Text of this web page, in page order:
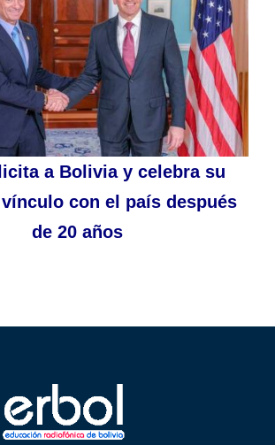
a Bolivia y celebra su
con el país después
de 20 años